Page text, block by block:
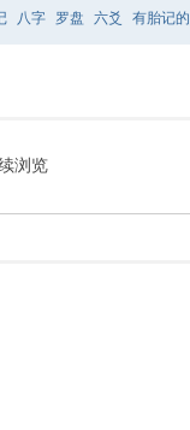
八字 罗盘 六爻 有胎记
浏览